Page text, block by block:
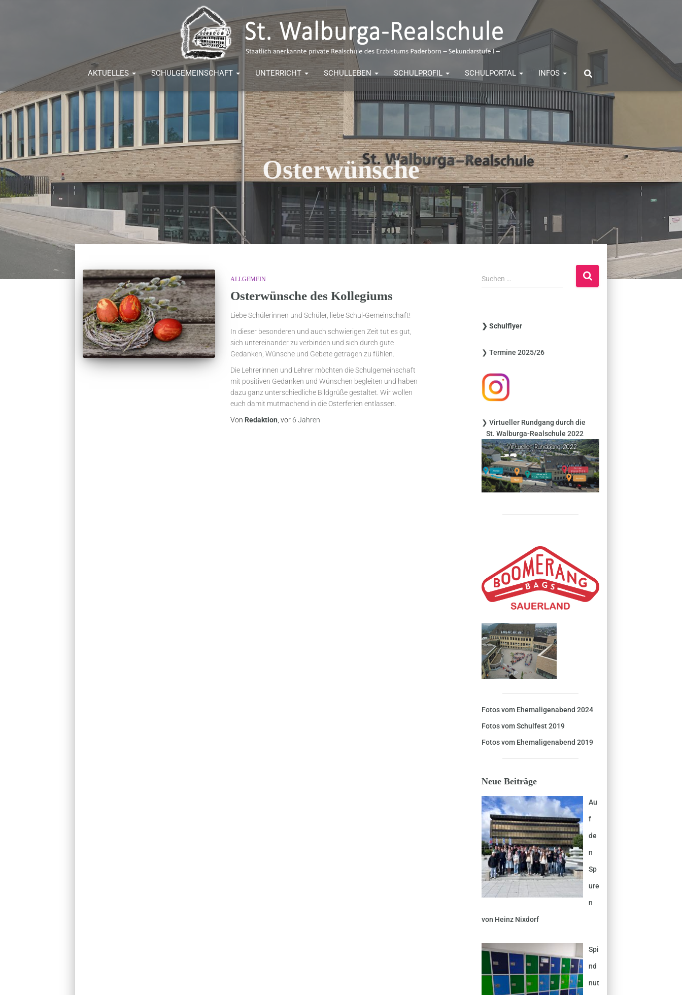
AKTUELLES SCHULGEMEINSCHAFT UNTERRICHT SCHULLEBEN SCHULPROFIL SCHULPORTAL INFOS
Osterwünsche
ALLGEMEIN
Osterwünsche des Kollegiums
Liebe Schülerinnen und Schüler, liebe Schul-Gemeinschaft!
In dieser besonderen und auch schwierigen Zeit tut es gut,
sich untereinander zu verbinden und sich durch gute
Gedanken, Wünsche und Gebete getragen zu fühlen.
Die Lehrerinnen und Lehrer möchten die Schulgemeinschaft
mit positiven Gedanken und Wünschen begleiten und haben
dazu ganz unterschiedliche Bildgrüße gestaltet. Wir wollen
euch damit mutmachend in die Osterferien entlassen.
Von Redaktion, vor 6 Jahren
S
u
n
a
h
:
Suchen …
❯ Schulflyer
❯ Termine 2025/26
❯ Virtueller Rundgang durch die
St. Walburga-Realschule 2022
Fotos vom Ehemaligenabend 2024
Fotos vom Schulfest 2019
Fotos vom Ehemaligenabend 2019
Neue Beiträge
Au
f
de
n
Sp
ure
n
von Heinz Nixdorf
Spi
nd
nut